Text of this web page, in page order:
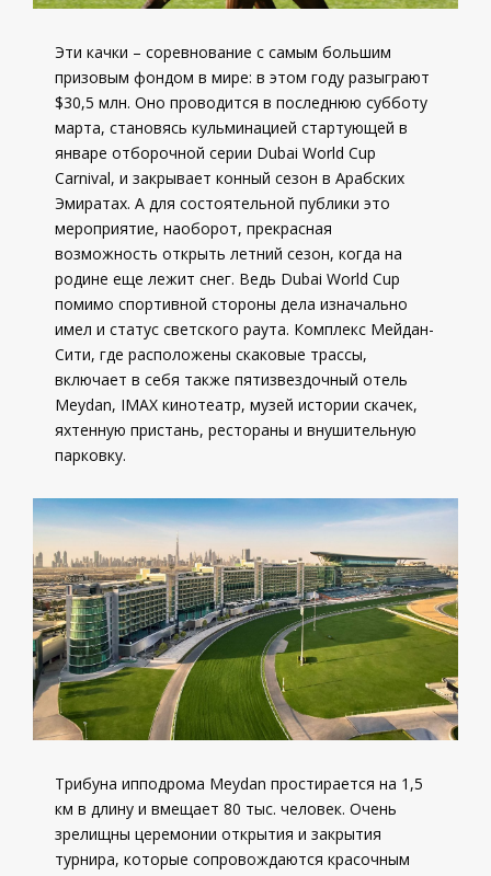
Эти качки – соревнование с самым большим
призовым фондом в мире: в этом году разыграют
$30,5 млн. Оно проводится в последнюю субботу
марта, становясь кульминацией стартующей в
январе отборочной серии Dubai World Cup
Carnival, и закрывает конный сезон в Арабских
Эмиратах. А для состоятельной публики это
мероприятие, наоборот, прекрасная
возможность открыть летний сезон, когда на
родине еще лежит снег. Ведь Dubai World Cup
помимо спортивной стороны дела изначально
имел и статус светского раута. Комплекс Мейдан-
Сити, где расположены скаковые трассы,
включает в себя также пятизвездочный отель
Meydan, IMAX кинотеатр, музей истории скачек,
яхтенную пристань, рестораны и внушительную
парковку.
Трибуна ипподрома Meydan простирается на 1,5
км в длину и вмещает 80 тыс. человек. Очень
зрелищны церемонии открытия и закрытия
турнира, которые сопровождаются красочным